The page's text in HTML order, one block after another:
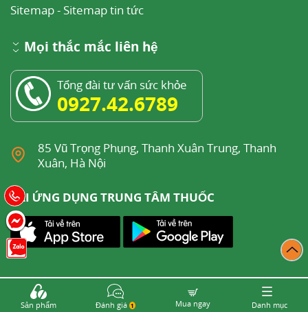
Sitemap- Sitemap tin tức
Mọi thắc mắc liên hệ
Tổng đài tư vấn sức khỏe
0927.42.6789
85 Vũ Trọng Phụng, Thanh Xuân Trung, Thanh
Xuân, Hà Nội
TẢI ỨNG DỤNG TRUNG TÂM THUỐC
Copyright © 2015 - 2026, Bản quyền thuộc vềTrung
Sản phẩm Đánh giá 1 Mua ngay Danh mục